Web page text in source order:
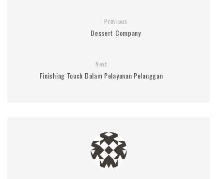
Previous
Dessert Company
Next
Finishing Touch Dalam Pelayanan Pelanggan